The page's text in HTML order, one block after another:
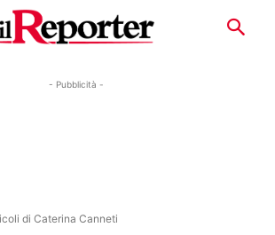
- Pubblicità -
di Caterina Canneti